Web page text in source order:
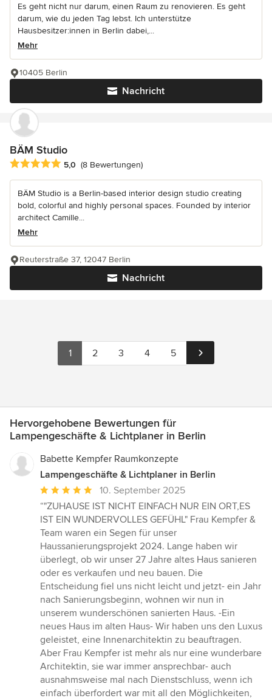
Es geht nicht nur darum, einen Raum zu renovieren. Es geht
darum, wie du jeden Tag lebst. Ich unterstütze
Hausbesitzer:innen in Berlin dabei,...
Mehr
Nachricht
10405 Berlin
BÄM Studio
Durchschnittliche Bewertung: 5 von 5 Sternen
5,0 (8 Bewertungen)
BÄM Studio is a Berlin-based interior design studio creating
bold, colorful and highly personal spaces. Founded by interior
architect Camille...
Mehr
Nachricht
Reuterstraße 37, 12047 Berlin
1 2 3 4 5
Hervorgehobene Bewertungen für
Lampengeschäfte & Lichtplaner in Berlin
Babette Kempfer Raumkonzepte
Lampengeschäfte & Lichtplaner in Berlin
Durchschnittliche
Bewertung:
5
von
5
Sternen
10. September 2025
“"ZUHAUSE IST NICHT EINFACH NUR EIN ORT,ES
IST EIN WUNDERVOLLES GEFÜHL" Frau Kempfer &
Team waren ein Segen für unser
Haussanierungsprojekt 2024. Lange haben wir
überlegt, ob wir unser 27 Jahre altes Haus sanieren
oder es verkaufen und neu bauen. Die
Entscheidung fiel uns nicht leicht und jetzt- ein Jahr
nach Sanierungsbeginn, wohnen wir nun in
unserem wunderschönen sanierten Haus. -Ein
neues Haus im alten Haus- Wir haben uns den Luxus
geleistet, eine Innenarchitektin zu beauftragen.
Aber Frau Kempfer ist mehr als nur eine wunderbare
Architektin, sie war immer ansprechbar- auch
ausnahmsweise mal nach Dienstschluss, wenn ich
einfach überfordert war mit all den Möglichkeiten,